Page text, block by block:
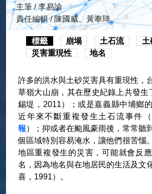
主筆 / 李易諭
責任編輯 / 陳國威、黃奉琦
標籤 崩塌 土石流
土
災害重現性
地名
許多的洪水與土砂災害具有重現性，
草嶺大山崩，其在歷史紀錄上共發生
錫堤，2011）；或是嘉義縣中埔鄉
近年來不斷重複發生土石流事件（
報）；抑或者在颱風豪雨後，常常聽
個區域特別容易淹水，讓他們很苦惱
地區重複發生的災害，可能就會反
名，因為地名與在地居民的生活及文
喜，1991）。